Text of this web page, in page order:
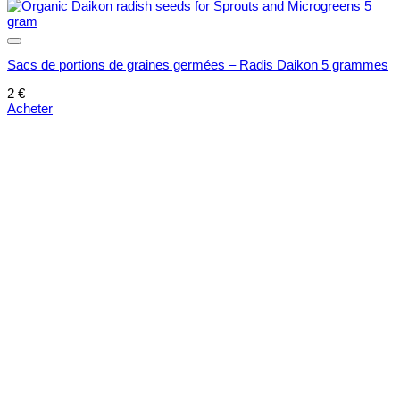
Sacs de portions de graines germées – Radis Daikon 5 grammes
2 €
Acheter